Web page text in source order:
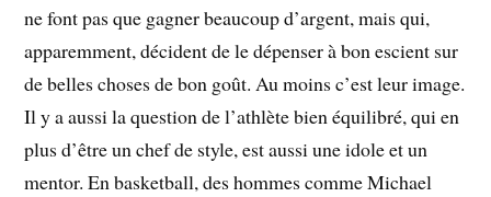
ne font pas que gagner beaucoup d’argent, mais qui,
apparemment, décident de le dépenser à bon escient sur
de belles choses de bon goût. Au moins c’est leur image.
Il y a aussi la question de l’athlète bien équilibré, qui en
plus d’être un chef de style, est aussi une idole et un
mentor. En basketball, des hommes comme Michael